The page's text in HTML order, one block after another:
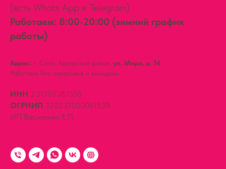
(есть Whats App и Telegram)
Работаем: 8:00-20:00 (зимний график
работы)
Адрес: г. Сочи, Адлерский район, ул. Мира, д. 14
Работаем без перерывов и выходных.
ИНН 231709387555
ОГРНИП 320237500061539
ИП Василенко Е.П.